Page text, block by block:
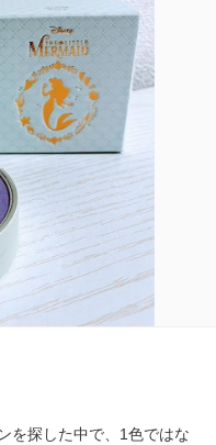
を探した中で、1色ではな